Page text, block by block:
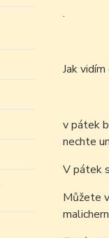
.
Jak
v pátek
nechte
V pátek
Můžete